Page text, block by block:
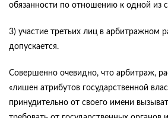
обязанности по отношению к одной из
3) участие третьих лиц в арбитражном
допускается.
Совершенно очевидно, что арбитраж,
«лишен атрибутов государственной
принудительно от своего имени